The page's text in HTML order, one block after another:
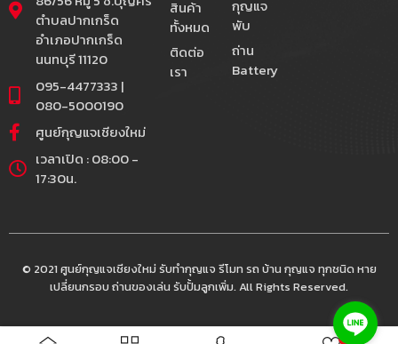
0
ตำบลปากเกร็ด
อำเภอปากเกร็ด
นนทบุรี 11120
095-4477333 |
080-5000190
ศูนย์กุญแจเชียงใหม่
เวลาเปิด : 08:00 -
17:30น.
สินค้า
ทั้งหมด
ติดต่อ
เรา
กุญแจ
พับ
ถ่าน
Battery
© 2021 ศูนย์กุญแจเชียงใหม่ รับทำกุญแจ รีโมท รถ บ้าน กุญแจ ทุกชนิด หาย
เปลี่ยนกรอบ ถ่านของเล่น รับปั้มลูกเพิ่ม. All Rights Reserved.